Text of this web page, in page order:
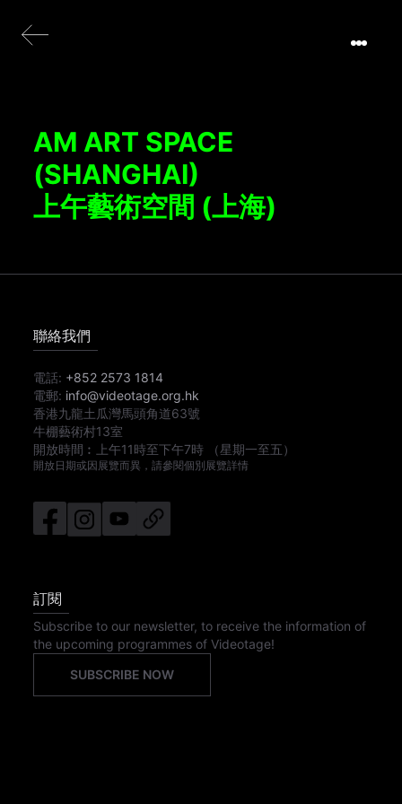
AM ART SPACE
(SHANGHAI)
上午藝術空間 (上海)
聯絡我們
電話: +852 2573 1814
電郵: info@videotage.org.hk
香港九龍土瓜灣馬頭角道63號
牛棚藝術村13室
開放時間︰
上午11時至下午7時 （星期一至五）
開放日期或因展覽而異，請參閱個別展覽詳情
訂閱
Subscribe to our newsletter, to receive the information of
the upcoming programmes of Videotage!
SUBSCRIBE NOW